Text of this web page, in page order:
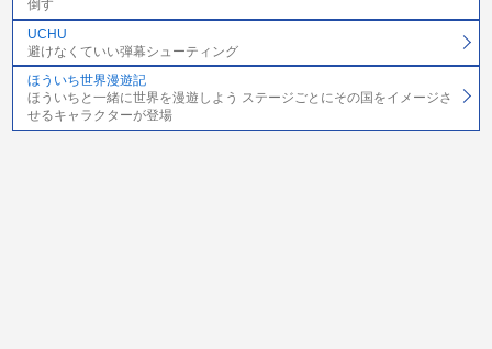
倒す
UCHU
避けなくていい弾幕シューティング
ほういち世界漫遊記
ほういちと一緒に世界を漫遊しよう ステージごとにその国をイメージさ
せるキャラクターが登場